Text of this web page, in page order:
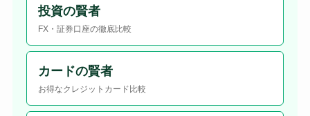
投資の賢者
FX・証券口座の徹底比較
カードの賢者
お得なクレジットカード比較